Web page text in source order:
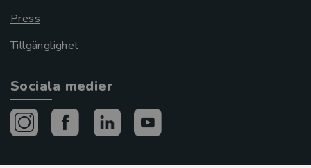
Press
Tillgänglighet
Sociala medier